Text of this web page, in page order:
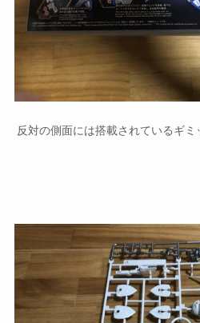
反対の側面には搭載されているギ